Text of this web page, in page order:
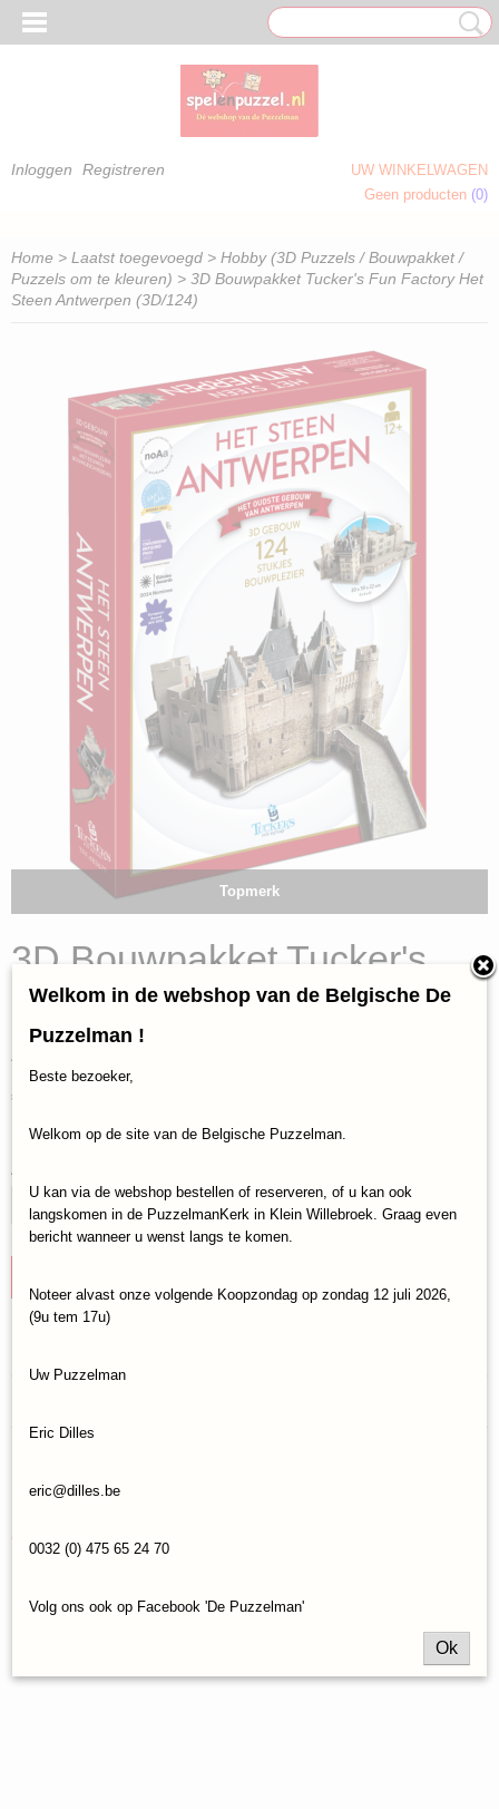
Inloggen Registreren
UW WINKELWAGEN
Geen producten (0)
Home > Laatst toegevoegd > Hobby (3D Puzzels / Bouwpakket /
Puzzels om te kleuren) > 3D Bouwpakket Tucker's Fun Factory Het
Steen Antwerpen (3D/124)
Topmerk
3D Bouwpakket Tucker's
Fun Factory Het Steen
Antwerpen (3D/124)
€ 24,95
Op voorraad
Aantal
EAN code
Ook interessant
Welkom in de webshop van de Belgische De
Puzzelman !
Beste bezoeker,
Welkom op de site van de Belgische Puzzelman.
U kan via de webshop bestellen of reserveren, of u kan ook
langskomen in de PuzzelmanKerk in Klein Willebroek. Graag even
bericht wanneer u wenst langs te komen.
Noteer alvast onze volgende Koopzondag op zondag 12 juli 2026,
(9u tem 17u)
Uw Puzzelman
Eric Dilles
eric@dilles.be
0032 (0) 475 65 24 70
Volg ons ook op Facebook 'De Puzzelman'
Ok